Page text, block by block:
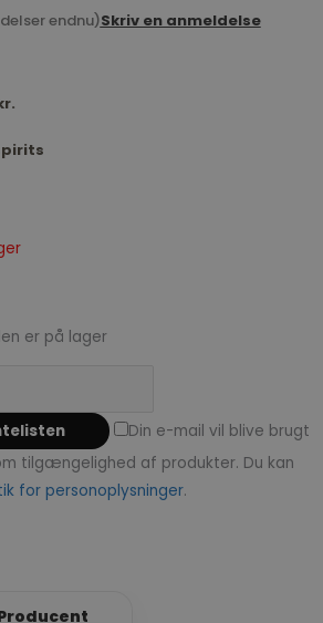
endnu)Skriv en anmeldelse
er på lager
Din e-mail vil blive brugt
tilgængelighed af produkter. Du kan
for personoplysninger.